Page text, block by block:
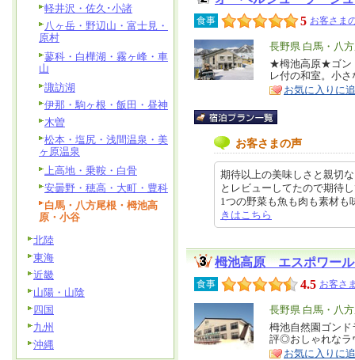
食事 5 お客さま
エ
リ
ア
長野県 白馬・八
特
徴
★栂池高原★ゴン
レ付の和室。小
お気に入りに
お客さまの声
期待以上の美味しさと親切
とレビューしてたので期待
1つの野菜も魚も肉も素材
きはこちら
栂池高原 エスポワー
食事 4.5 お客さ
エ
リ
ア
長野県 白馬・八
特
徴
栂池自然園ゴン
評◎おしゃれなラ
お気に入りに
軽井沢・佐久･小諸
八ヶ岳・野辺山・富士見・
原村
蓼科・白樺湖・霧ヶ峰・車
山
諏訪湖
伊那・駒ヶ根・飯田・昼神
木曽
松本・塩尻・浅間温泉・美
ヶ原温泉
上高地・乗鞍・白骨
安曇野・穂高・大町・豊科
白馬・八方尾根・栂池高
原・小谷
北陸
東海
近畿
山陽・山陰
四国
九州
沖縄